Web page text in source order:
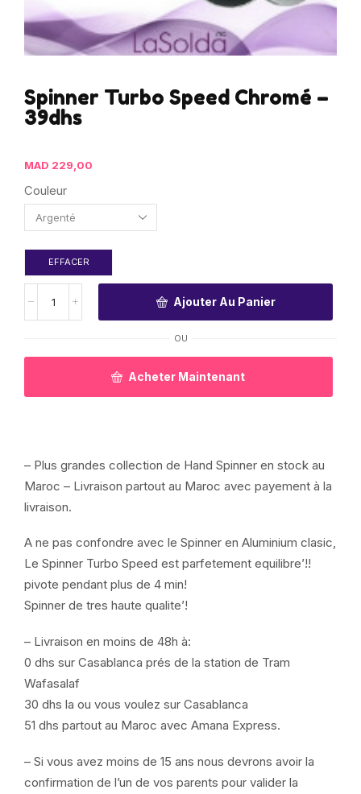
Spinner Turbo Speed Chromé –
39dhs
MAD 229,00
Couleur
EFFACER
Ajouter Au Panier
OU
Acheter Maintenant
– Plus grandes collection de Hand Spinner en stock au
Maroc – Livraison partout au Maroc avec payement à la
livraison.
A ne pas confondre avec le Spinner en Aluminium clasic,
Le Spinner Turbo Speed est parfetement equilibre’!!
pivote pendant plus de 4 min!
Spinner de tres haute qualite’!
– Livraison en moins de 48h à:
0 dhs sur Casablanca prés de la station de Tram
Wafasalaf
30 dhs la ou vous voulez sur Casablanca
51 dhs partout au Maroc avec Amana Express.
– Si vous avez moins de 15 ans nous devrons avoir la
confirmation de l’un de vos parents pour valider la